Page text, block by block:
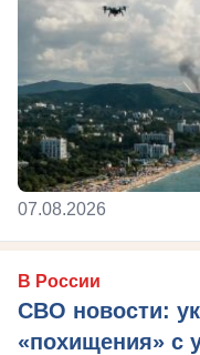
07.08.2026
В России
СВО новости:
«похищения» с